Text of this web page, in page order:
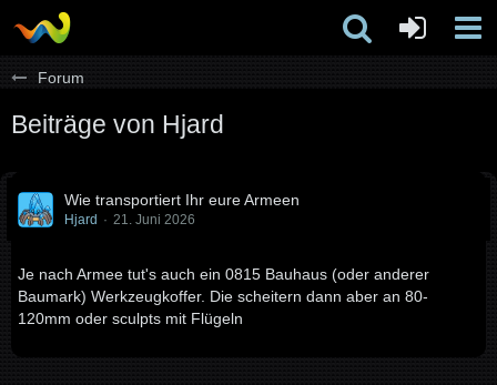
Forum
Beiträge von Hjard
Wie transportiert Ihr eure Armeen
Hjard 21. Juni 2026
Je nach Armee tut's auch ein 0815 Bauhaus (oder anderer
Baumark) Werkzeugkoffer. Die scheitern dann aber an 80-
120mm oder sculpts mit Flügeln